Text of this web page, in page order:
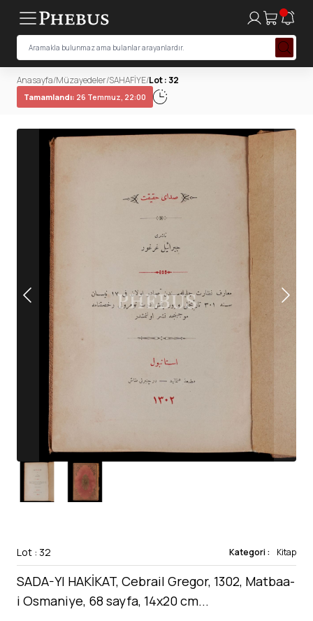
Anasayfa/Müzayedeler/SAHAFİYE/Lot : 32
Tamamlandı: 26 Temmuz, 22:00
Lot : 32 Kategori : Kitap
SADA-YI HAKİKAT, Cebrail Gregor, 1302, Matbaa-
i Osmaniye, 68 sayfa, 14x20 cm...